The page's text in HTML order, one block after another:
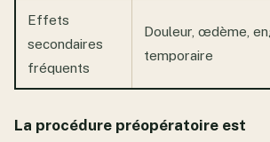
Effets
secondaires
fréquents
Douleur, œdème,
temporaire
La procédure préopératoire est